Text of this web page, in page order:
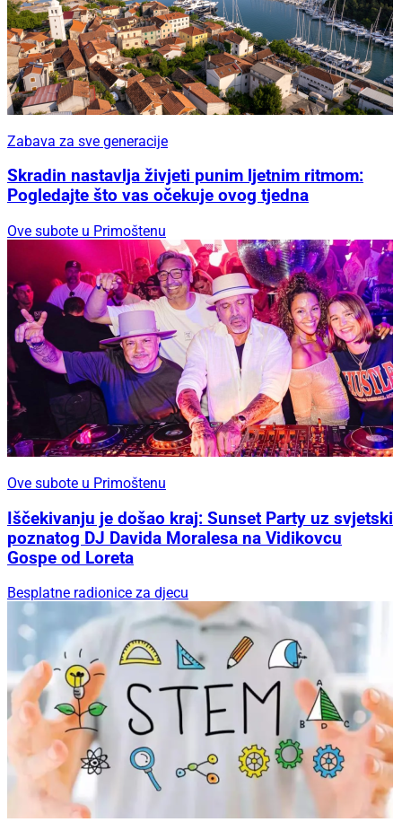
Zabava za sve generacije
Skradin nastavlja živjeti punim ljetnim ritmom:
Pogledajte što vas očekuje ovog tjedna
Ove subote u Primoštenu
Ove subote u Primoštenu
Iščekivanju je došao kraj: Sunset Party uz svjetski
poznatog DJ Davida Moralesa na Vidikovcu
Gospe od Loreta
Besplatne radionice za djecu